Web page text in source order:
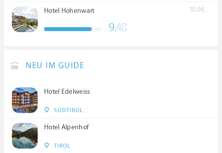
Hotel Hohenwart 10.04.
9.48
NEU IM GUIDE
Hotel Edelweiss
SÜDTIROL
Hotel Alpenhof
TIROL